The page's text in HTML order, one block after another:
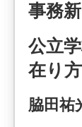
事務
公立
在り方
脇田祐